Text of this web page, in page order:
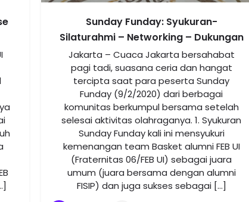
Sunday Funday: Syukuran-
Silaturahmi – Networking – Dukungan
Jakarta – Cuaca Jakarta bersahabat
pagi tadi, suasana ceria dan hangat
tercipta saat para peserta Sunday
Funday (9/2/2020) dari berbagai
komunitas berkumpul bersama setelah
selesai aktivitas olahraganya. 1. Syukuran
Sunday Funday kali ini mensyukuri
kemenangan team Basket alumni FEB UI
(Fraternitas 06/FEB UI) sebagai juara
umum (juara bersama dengan alumni
FISIP) dan juga sukses sebagai […]